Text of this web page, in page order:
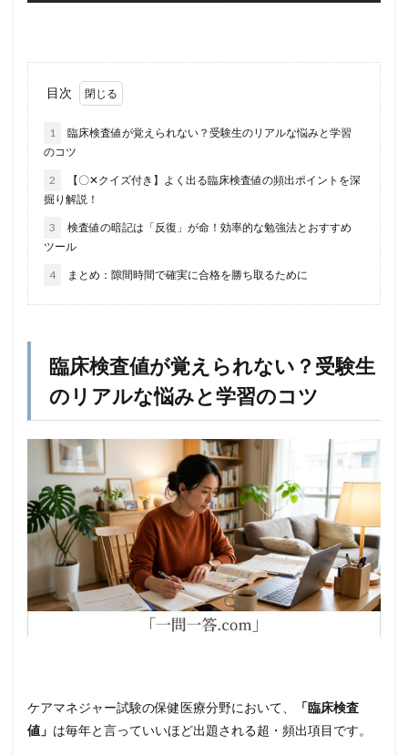
目次
1
臨床検査値が覚えられない？受験生のリアルな悩みと学習
のコツ
2
【〇✕クイズ付き】よく出る臨床検査値の頻出ポイントを深
掘り解説！
3
検査値の暗記は「反復」が命！効率的な勉強法とおすすめ
ツール
4 まとめ：隙間時間で確実に合格を勝ち取るために
臨床検査値が覚えられない？受験生
のリアルな悩みと学習のコツ
ケアマネジャー試験の保健医療分野において、
「臨床検査
値」 は毎年と言っていいほど出題される超・頻出項目です。